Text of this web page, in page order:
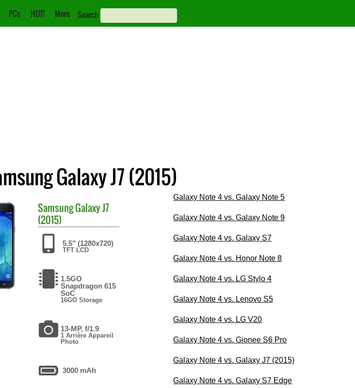
PCs HOT! More Search
Galaxy J7 (2015)
SamsungGalaxy J7
(2015)
5.5" (1280x720)
TFT LCD
1.5GO
Snapdragon 615
SoC
16GO Storage
13-MP, f/1.9
1 Arrière Appareil
Photo
3000 mAh
Galaxy Note 4 vs. Galaxy Note 5
Galaxy Note 4 vs. Galaxy Note 9
Galaxy Note 4 vs. Galaxy S7
Galaxy Note 4 vs. Honor Note 8
Galaxy Note 4 vs. LG Stylo 4
Galaxy Note 4 vs. Lenovo S5
Galaxy Note 4 vs. LG V20
Galaxy Note 4 vs. Gionee S6 Pro
Galaxy Note 4 vs. Galaxy J7 (2015)
Galaxy Note 4 vs. Galaxy S7 Edge